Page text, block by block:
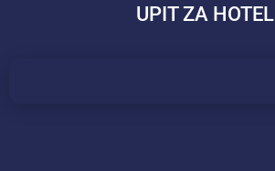
UPIT ZA HOTEL